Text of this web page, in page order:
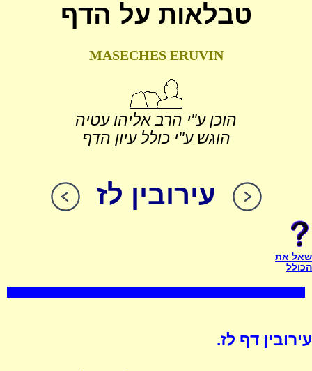
טבלאות על הדף
MASECHES ERUVIN
הוכן ע"י הרב אליהו עטיה
הוגש ע"י כולל עיון הדף
עירובין לז
שאל את
הכולל
עירובין דף לז.